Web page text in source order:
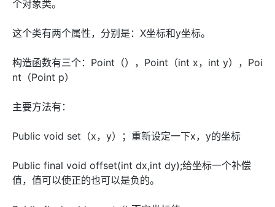
个对象类。
这个类有两个属性，分别是：X坐标和y坐标。
构造函数有三个：Point（），Point（int x，int y），Poi
nt（Point p）
主要方法有：
Public void set（x，y）；重新设定一下x，y的坐标
Public final void offset(int dx,int dy);给坐标一个补偿
值，值可以使正的也可以是负的。